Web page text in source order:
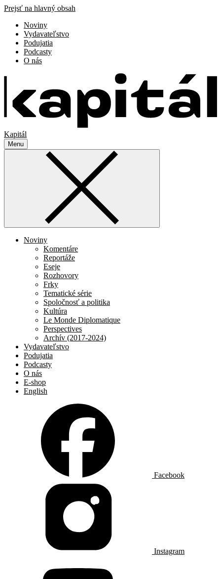
Prejsť na hlavný obsah
Noviny
Vydavateľstvo
Podujatia
Podcasty
O nás
Kapitál
Menu
Noviny
Komentáre
Reportáže
Eseje
Rozhovory
Frky
Tematické série
Spoločnosť a politika
Kultúra
Le Monde Diplomatique
Perspectives
Archív (2017-2024)
Vydavateľstvo
Podujatia
Podcasty
O nás
E-shop
English
Facebook
Instagram